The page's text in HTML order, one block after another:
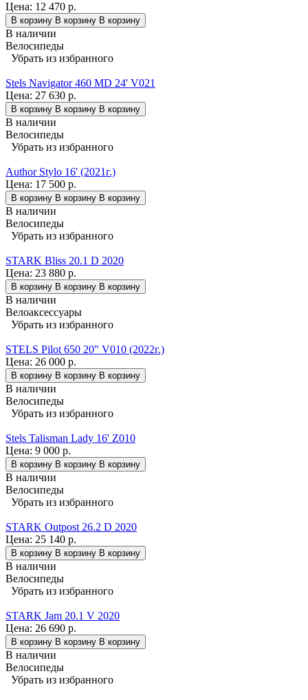
Цена: 12 470 р.
В корзину В корзину В корзину
В наличии
Велосипеды
Убрать из избранного
Stels Navigator 460 MD 24' V021
Цена: 27 630 р.
В корзину В корзину В корзину
В наличии
Велосипеды
Убрать из избранного
Author Stylo 16' (2021г.)
Цена: 17 500 р.
В корзину В корзину В корзину
В наличии
Велосипеды
Убрать из избранного
STARK Bliss 20.1 D 2020
Цена: 23 880 р.
В корзину В корзину В корзину
В наличии
Велоаксессуары
Убрать из избранного
STELS Pilot 650 20" V010 (2022г.)
Цена: 26 000 р.
В корзину В корзину В корзину
В наличии
Велосипеды
Убрать из избранного
Stels Talisman Lady 16' Z010
Цена: 9 000 р.
В корзину В корзину В корзину
В наличии
Велосипеды
Убрать из избранного
STARK Outpost 26.2 D 2020
Цена: 25 140 р.
В корзину В корзину В корзину
В наличии
Велосипеды
Убрать из избранного
STARK Jam 20.1 V 2020
Цена: 26 690 р.
В корзину В корзину В корзину
В наличии
Велосипеды
Убрать из избранного